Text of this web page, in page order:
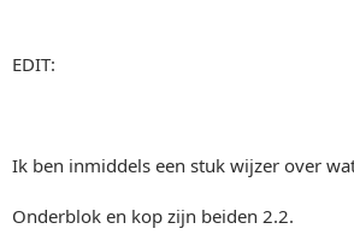
EDIT:
Ik ben inmiddels een stuk wijzer over
Onderblok en kop zijn beiden 2.2.